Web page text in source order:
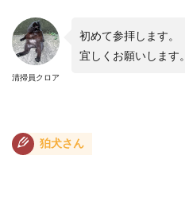
清掃員クロア
初めて参拝します。
宜しくお願いします。
狛犬さん